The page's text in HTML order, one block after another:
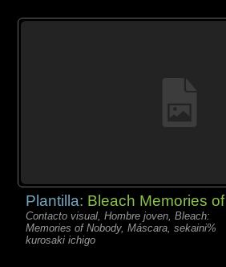
Plantilla: Bleach Memories of
Contacto visual, Hombre joven, Bleach:
Memories of Nobody, Máscara, sekaini%
kurosaki ichigo